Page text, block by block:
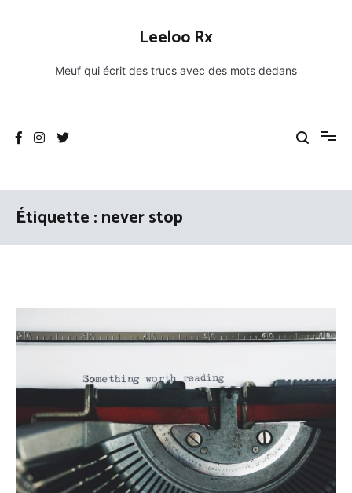
Leeloo Rx
Meuf qui écrit des trucs avec des mots dedans
Étiquette :never stop